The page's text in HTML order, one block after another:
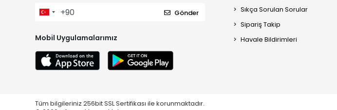
Gönder
Mobil Uygulamalarımız
Sıkça Sorulan Sorular
Sipariş Takip
Havale Bildirimleri
Tüm bilgileriniz 256bit SSL Sertifikası ile korunmaktadır.